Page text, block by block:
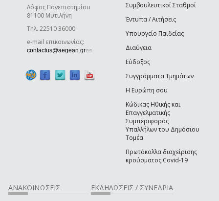
Λόφος Πανεπιστημίου
81100 Μυτιλήνη
Τηλ. 22510 36000
e-mail επικοινωνίας:
contactus@aegean.gr(link sends e-mail)
Συμβουλευτικοί Σταθμοί
Έντυπα / Αιτήσεις
Υπουργείο Παιδείας
Διαύγεια
Εύδοξος
Συγγράμματα Τμημάτων
Η Ευρώπη σου
Κώδικας Ηθικής και
Επαγγελματικής
Συμπεριφοράς
Υπαλλήλων του Δημόσιου
Τομέα
Πρωτόκολλα διαχείρισης
κρούσματος Covid-19
ΑΝΑΚΟΙΝΩΣΕΙΣ ΕΚΔΗΛΩΣΕΙΣ / ΣΥΝΕΔΡΙΑ